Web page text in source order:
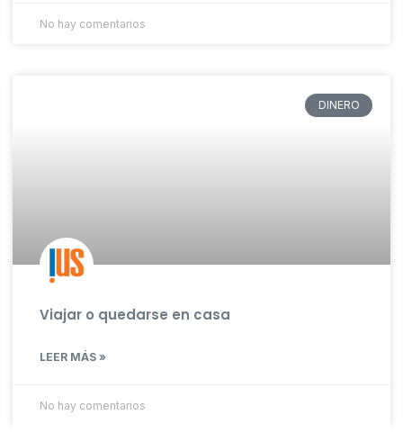
No hay comentarios
DINERO
Viajar o quedarse en casa
LEER MÁS »
No hay comentarios